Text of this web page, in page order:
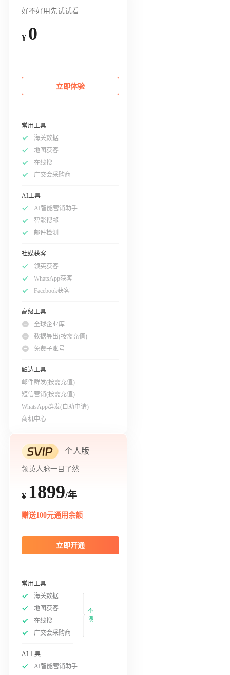
好不好用先试试看
¥ 0
立即体验
常用工具
海关数据
地图获客
在线搜
广交会采购商
AI工具
AI智能营销助手
智能搜邮
邮件检测
社媒获客
领英获客
WhatsApp获客
Facebook获客
高级工具
全球企业库
数据导出(按需充值)
免费子账号
触达工具
邮件群发(按需充值)
短信营销(按需充值)
WhatsApp群发(自助申请)
商机中心
个人版
领英人脉一目了然
¥ 1899/年
赠送100元通用余额
立即开通
常用工具
海关数据
地图获客
在线搜
广交会采购商
不
限
AI工具
AI智能营销助手